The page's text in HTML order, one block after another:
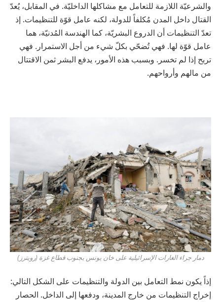
والشرعيّة اللازمة للتعامل مع مشاكلها الداخليّة. في المقابل، يُعدّ
القتال داخل المدن مُكلفاً للدولة، لكنه عامل قوّة للتنظيمات. إذ
تعدّ التنظيمات أن الدروع البشريّة، كما الهندسة المُدنيّة، هما
عامل قوّة لها. فهي تُضحّي بكلّ شيء من أجل الاستمرار. فهي
تربح إذا لم تخسر. وبسبب هذه الأمور، يدفع البشر ثمن الاقتتال
من مالهم وأرواحهم.
دمار جراء الغارات الإسرائيلية على خان يونس بجنوب قطاع غزة (رويترز)
إذاً يكون نمط التعامل بين الدولة والتنظيمات على الشكل التالي:
إخراج التنظيمات من خارج المدينة، ودفعها إلى الداخل. الحصار